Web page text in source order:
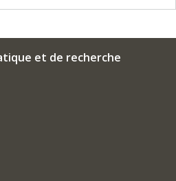
et de recherche